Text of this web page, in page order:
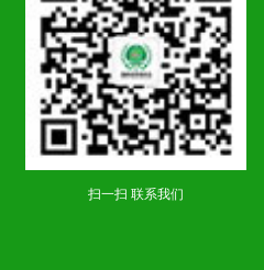
扫一扫 联系我们